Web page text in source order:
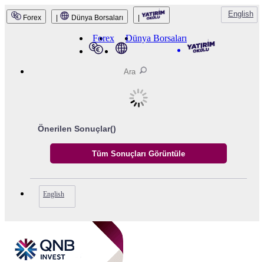
QNB Invest
Forex Dünya Borsaları English
Forex Dünya Borsaları
Önerilen Sonuçlar()
English